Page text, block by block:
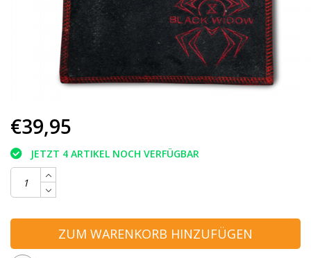
€39,95
JETZT 4 ARTIKEL NOCH VERFÜGBAR
ZUM WARENKORB HINZUFÜGEN